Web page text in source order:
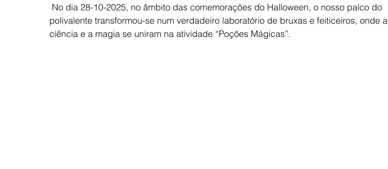
No dia 28-10-2025, no âmbito das comemorações do Halloween, o nosso palco do
polivalente transformou-se num verdadeiro laboratório de bruxas e feiticeiros, onde a
ciência e a magia se uniram na atividade “Poções Mágicas”.